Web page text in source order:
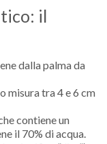
il
dalla palma da
misura tra 4 e 6 cm
contiene un
il 70% di acqua.